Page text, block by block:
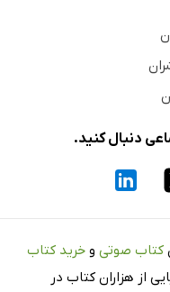
دنبال کنید.
کتاب صوتی و خرید کتاب
از هزاران کتاب در